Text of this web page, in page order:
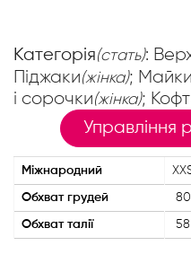
Категорія(стать):
Піджаки(жінка); Майки
і сорочки(жінка);
Управління
Міжнародний
Обхват грудей 80
Обхват талії 58